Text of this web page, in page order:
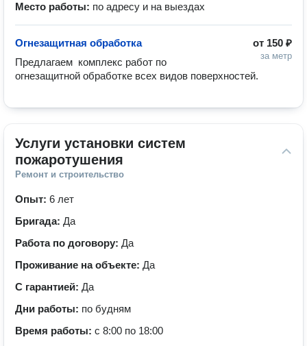
Место работы: по адресу и на выездах
от 150 ₽
за метр
Огнезащитная обработка
Предлагаем  комплекс работ по
огнезащитной обработке всех видов поверхностей.
Услуги установки систем
пожаротушения
Ремонт и строительство
Опыт: 6 лет
Бригада: Да
Работа по договору: Да
Проживание на объекте: Да
С гарантией: Да
Дни работы: по будням
Время работы: с 8:00 по 18:00